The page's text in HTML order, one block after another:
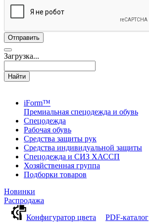
Загрузка...
Найти
iForm™
Премиальная спецодежда и обувь
Спецодежда
Рабочая обувь
Средства защиты рук
Средства индивидуальной защиты
Спецодежда и СИЗ ХАССП
Хозяйственная группа
Подборки товаров
Новинки
Распродажа
Конфигуратор цвета
PDF-каталог